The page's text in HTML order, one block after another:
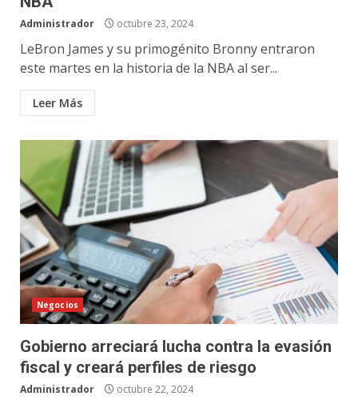
Administrador octubre 23, 2024
LeBron James y su primogénito Bronny entraron
este martes en la historia de la NBA al ser...
Leer Más
Negocios
Gobierno arreciará lucha contra la evasión
fiscal y creará perfiles de riesgo
Administrador octubre 22, 2024